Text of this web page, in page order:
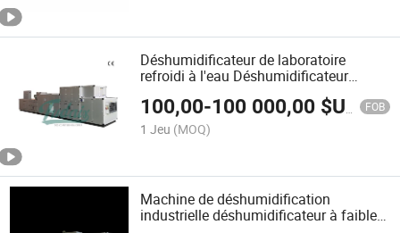
Déshumidificateur de laboratoire
refroidi à l'eau Déshumidificateur
100,00-100 000,00 $US FOB
1 Jeu (MOQ)
Machine de déshumidification
industrielle déshumidificateur à faible